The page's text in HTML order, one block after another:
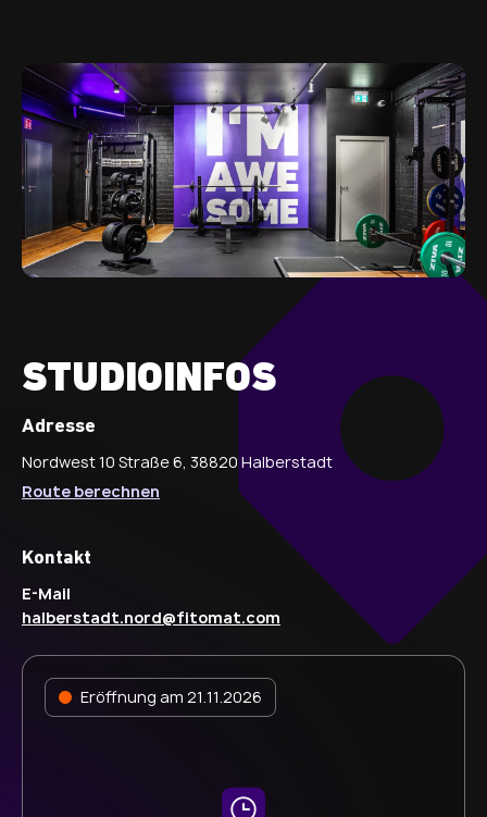
STUDIOINFOS
Eröffnung am 21.11.2026
Adresse
Nordwest 10 Straße 6, 38820 Halberstadt
Route berechnen
Kontakt
E-Mail
halberstadt.nord@fitomat.com